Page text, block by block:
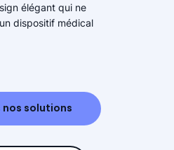
élégant qui ne
dispositif médical
nos solutions